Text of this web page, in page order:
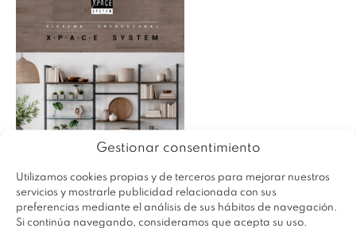
Gestionar consentimiento
Utilizamos cookies propias y de terceros para mejorar nuestros
servicios y mostrarle publicidad relacionada con sus
preferencias mediante el análisis de sus hábitos de navegación.
Si continúa navegando, consideramos que acepta su uso.